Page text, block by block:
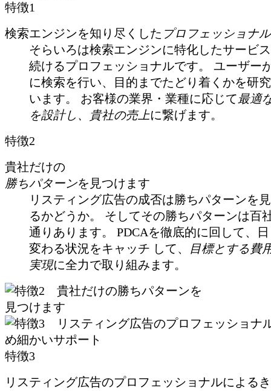
特徴1
検索エンジンを知り尽くした プロフェッショナル
そらいろは検索エンジンに特化したサービ
続けるプロフェッショナルです。 ユーザー
に検索を行い、目的までたどり着くかを研
います。 お客様の業界・業種に応じて最適
を設計し、貴社の売上に繋げます。
特徴2
貴社だけの
勝ちパターンを見つけます
リスティング広告の成否は勝ちパターンを
るかどうか。 そしてその勝ちパターンは百
通りあります。 PDCAを徹底的に回して、
変わる状況をキャッチ して、
目標とする費
実現に全力で取り組みます。
特徴3
リスティング広告のプロフェッショナルによる